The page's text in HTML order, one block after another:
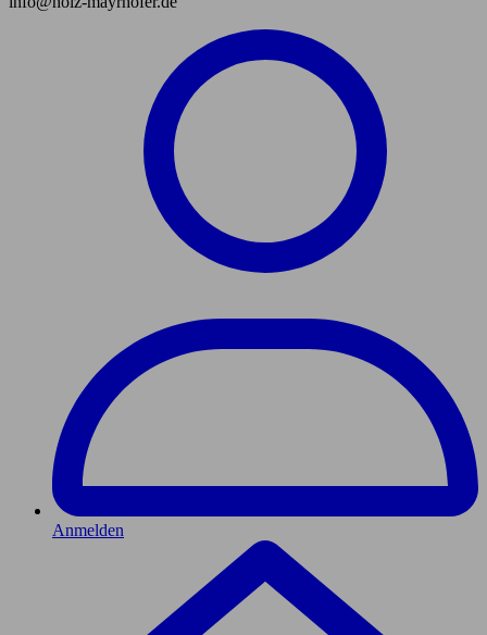
Anmelden